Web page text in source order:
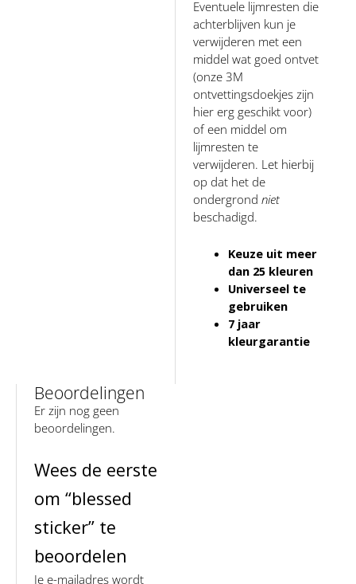
Eventuele lijmresten die
achterblijven kun je
verwijderen met een
middel wat goed ontvet
(onze 3M
ontvettingsdoekjes zijn
hier erg geschikt voor)
of een middel om
lijmresten te
verwijderen. Let hierbij
op dat het de
ondergrond niet
beschadigd.
Keuze uit meer
dan 25 kleuren
Universeel te
gebruiken
7 jaar
kleurgarantie
Beoordelingen
Er zijn nog geen
beoordelingen.
Wees de eerste
om “blessed
sticker” te
beoordelen
Je e-mailadres wordt